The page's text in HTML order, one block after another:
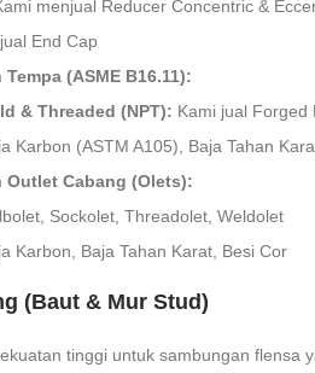
menjual Reducer Concentric &
End Cap
(ASME B16.11):
& Threaded (NPT): Kami jual Forged
Karbon (ASTM A105), Baja Tahan
Outlet Cabang (Olets):
Sockolet, Threadolet, Weldolet
Karbon, Baja Tahan Karat, Besi Cor
(Baut & Mur Stud)
tinggi untuk sambungan flensa